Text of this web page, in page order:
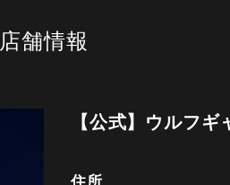
店舗情報
【公式】ウルフ